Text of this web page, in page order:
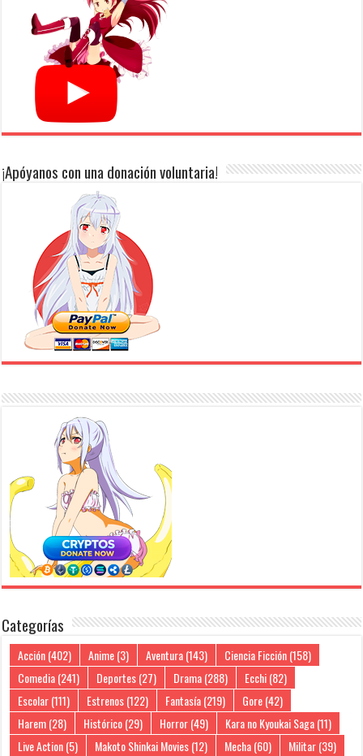
¡Apóyanos con una donación voluntaria!
Categorías
Acción(402) Anime(3) Aventura(143) Ciencia Ficción(158)
Comedia(241) Deportes(27) Drama(288) Ecchi(82)
Escolar(111) Estrenos(122) Fantasía(219) Gore(42)
Harem(28) Histórico(29) Horror(49) Kara no Kyoukai Saga(11)
Live Action(5) Makoto Shinkai Movies(12) Mecha(60) Militar(39)